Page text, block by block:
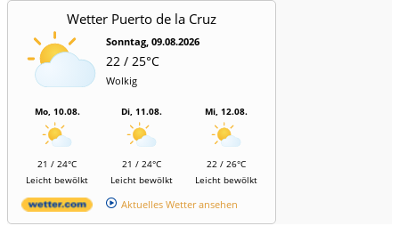
Wetter Puerto de la Cruz
Sonntag, 09.08.2026
22 / 25°C
Wolkig
Mo, 10.08.
21 / 24°C
Leicht bewölkt
Di, 11.08.
21 / 24°C
Leicht bewölkt
Mi, 12.08.
22 / 26°C
Leicht bewölkt
Aktuelles Wetter ansehen